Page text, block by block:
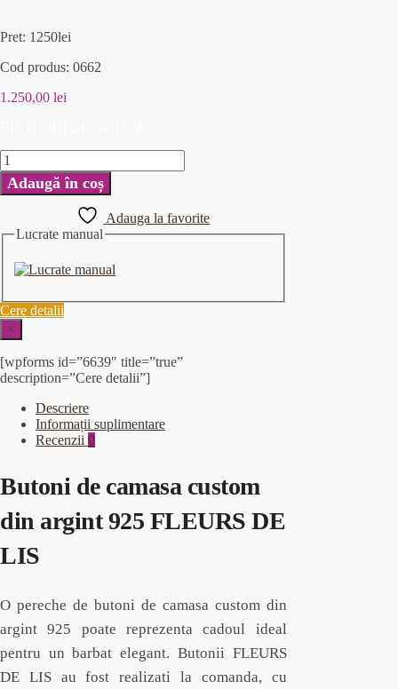
Pret: 1250lei
Cod produs: 0662
1.250,00 lei
Adaugă în coș
Adauga la favorite
Lucrate manual
Cere detalii
×
[wpforms id=”6639″ title=”true”
description=”Cere detalii”]
Descriere
Informații suplimentare
Recenzii 0
Butoni de camasa custom
din argint 925 FLEURS DE
LIS
O pereche de butoni de camasa custom din
argint 925 poate reprezenta cadoul ideal
pentru un barbat elegant. Butonii FLEURS
DE LIS au fost realizati la comanda, cu